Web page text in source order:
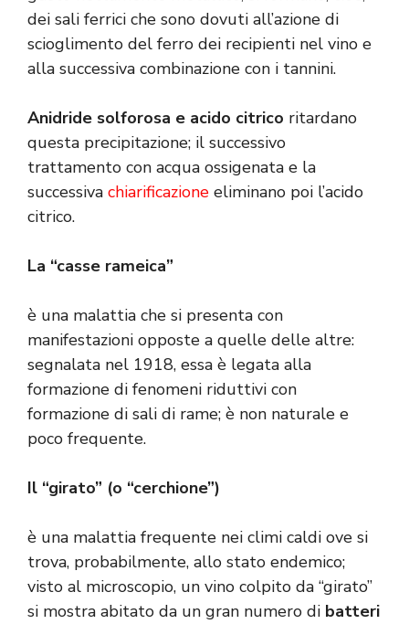
dei sali ferrici che sono dovuti all’azione di
scioglimento del ferro dei recipienti nel vino e
alla successiva combinazione con i tannini.
Anidride solforosa e acido citrico ritardano
questa precipitazione; il successivo
trattamento con acqua ossigenata e la
successiva chiarificazione eliminano poi l’acido
citrico.
La “casse rameica”
è una malattia che si presenta con
manifestazioni opposte a quelle delle altre:
segnalata nel 1918, essa è legata alla
formazione di fenomeni riduttivi con
formazione di sali di rame; è non naturale e
poco frequente.
Il “girato” (o “cerchione”)
è una malattia frequente nei climi caldi ove si
trova, probabilmente, allo stato endemico;
visto al microscopio, un vino colpito da “girato”
si mostra abitato da un gran numero di batteri